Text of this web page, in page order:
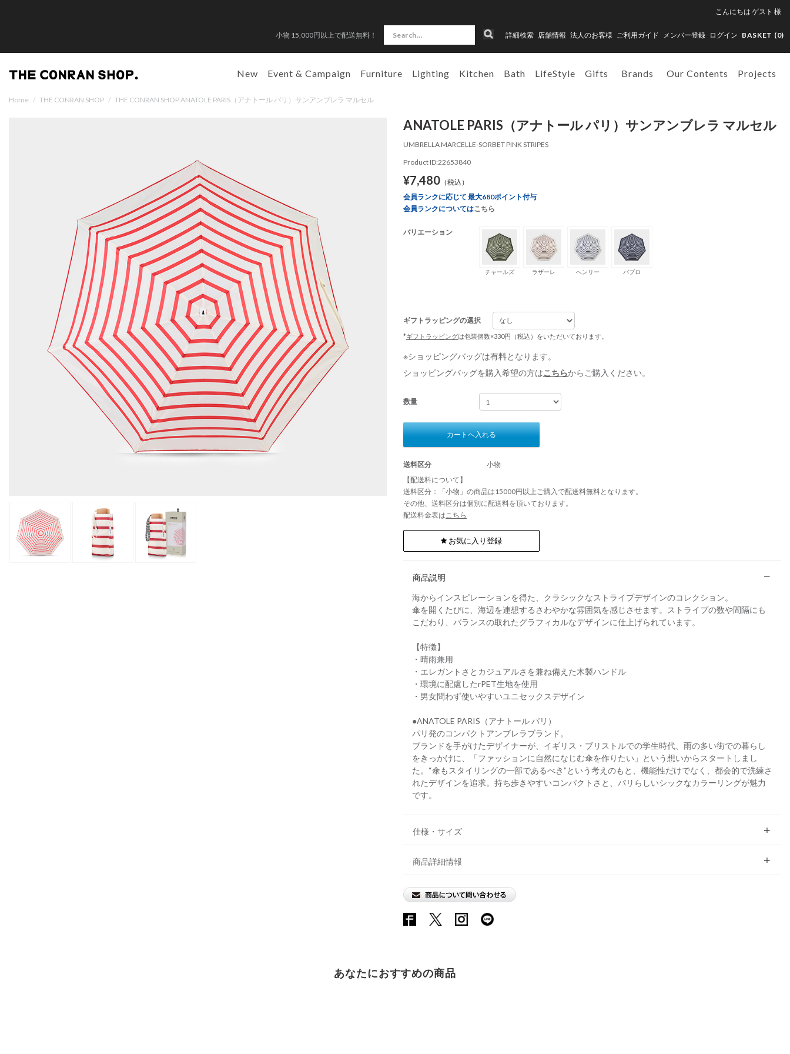
こんにちは ゲスト 様
小物 15,000円以上で配送無料！ 詳細検索 店舗情報 法人のお客様 ご利用ガイド メンバー登録 ログイン BASKET (0)
New Event & Campaign Furniture Lighting Kitchen Bath LifeStyle Gifts Brands Our Contents Projects
Home / THE CONRAN SHOP / THE CONRAN SHOP ANATOLE PARIS（アナトール パリ）サンアンブレラ マルセル
ANATOLE PARIS（アナトール パリ）サンアンブレラ マルセル
UMBRELLA MARCELLE-SORBET PINK STRIPES
Product ID:22653840
¥7,480（税込）
会員ランクに応じて 最大680ポイント付与
会員ランクについてはこちら
バリエーション
チャールズ ラザーレ へンリー パブロ
ギフトラッピングの選択
*ギフトラッピングは包装個数×330円（税込）をいただいております。
※ショッピングバッグは有料となります。
ショッピングバッグを購入希望の方はこちらからご購入ください。
数量
カートへ入れる
送料区分
小物
【配送料について】
送料区分：「小物」の商品は15000円以上ご購入で配送料無料となります。
その他、送料区分は個別に配送料を頂いております。
配送料金表はこちら
お気に入り登録
商品説明
海からインスピレーションを得た、クラシックなストライプデザインのコレクション。
傘を開くたびに、海辺を連想するさわやかな雰囲気を感じさせます。ストライプの数や間隔にも
こだわり、バランスの取れたグラフィカルなデザインに仕上げられています。
【特徴】
・晴雨兼用
・エレガントさとカジュアルさを兼ね備えた木製ハンドル
・環境に配慮したrPET生地を使用
・男女問わず使いやすいユニセックスデザイン
●ANATOLE PARIS（アナトール パリ）
パリ発のコンパクトアンブレラブランド。
ブランドを手がけたデザイナーが、イギリス・ブリストルでの学生時代、雨の多い街での暮らし
をきっかけに、「ファッションに自然になじむ傘を作りたい」という想いからスタートしまし
た。“傘もスタイリングの一部であるべき”という考えのもと、機能性だけでなく、都会的で洗練さ
れたデザインを追求。持ち歩きやすいコンパクトさと、パリらしいシックなカラーリングが魅力
です。
仕様・サイズ
商品詳細情報
あなたにおすすめの商品